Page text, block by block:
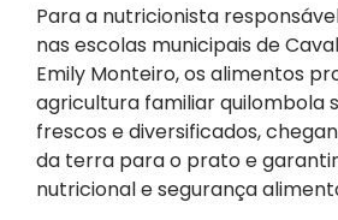
Para a nutricionista
nas escolas municipais de
Emily Monteiro, os alimentos
agricultura familiar quilombola
frescos e diversificados,
da terra para o prato e
nutricional e segurança